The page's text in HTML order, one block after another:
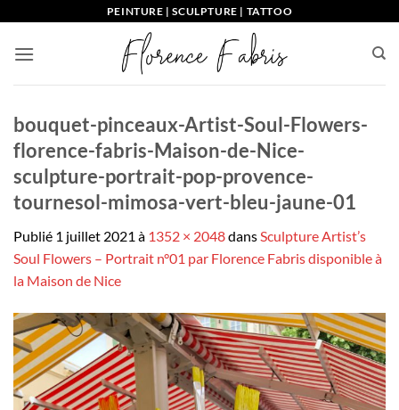
contenu
PEINTURE | SCULPTURE | TATTOO
bouquet-pinceaux-Artist-Soul-Flowers-
florence-fabris-Maison-de-Nice-
sculpture-portrait-pop-provence-
tournesol-mimosa-vert-bleu-jaune-01
Publié 1 juillet 2021 à 1352 × 2048dansSculpture Artist’s
Soul Flowers – Portrait n°01 par Florence Fabris disponible à
la Maison de Nice